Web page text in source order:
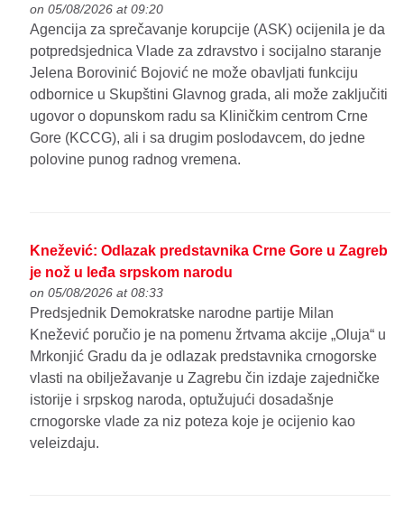
on 05/08/2026 at 09:20
Agencija za sprečavanje korupcije (ASK) ocijenila je da
potpredsjednica Vlade za zdravstvo i socijalno staranje
Jelena Borovinić Bojović ne može obavljati funkciju
odbornice u Skupštini Glavnog grada, ali može zaključiti
ugovor o dopunskom radu sa Kliničkim centrom Crne
Gore (KCCG), ali i sa drugim poslodavcem, do jedne
polovine punog radnog vremena.
Knežević: Odlazak predstavnika Crne Gore u Zagreb
je nož u leđa srpskom narodu
on 05/08/2026 at 08:33
Predsjednik Demokratske narodne partije Milan
Knežević poručio je na pomenu žrtvama akcije „Oluja“ u
Mrkonjić Gradu da je odlazak predstavnika crnogorske
vlasti na obilježavanje u Zagrebu čin izdaje zajedničke
istorije i srpskog naroda, optužujući dosadašnje
crnogorske vlade za niz poteza koje je ocijenio kao
veleizdaju.